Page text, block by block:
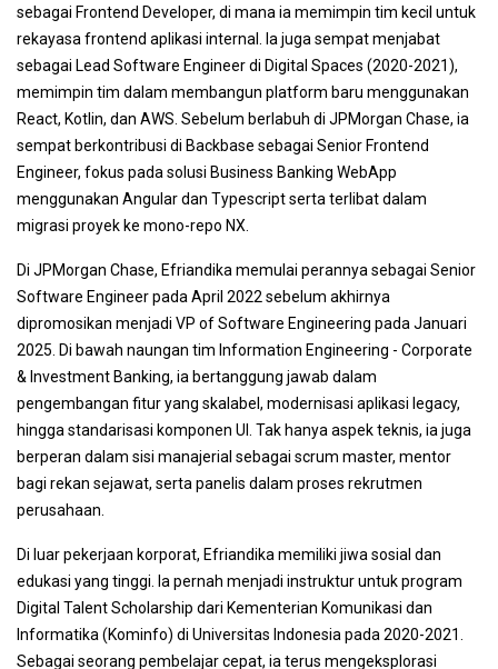
sebagai Frontend Developer, di mana ia memimpin tim kecil untuk
rekayasa frontend aplikasi internal. Ia juga sempat menjabat
sebagai Lead Software Engineer di Digital Spaces (2020-2021),
memimpin tim dalam membangun platform baru menggunakan
React, Kotlin, dan AWS. Sebelum berlabuh di JPMorgan Chase, ia
sempat berkontribusi di Backbase sebagai Senior Frontend
Engineer, fokus pada solusi Business Banking WebApp
menggunakan Angular dan Typescript serta terlibat dalam
migrasi proyek ke mono-repo NX.
Di JPMorgan Chase, Efriandika memulai perannya sebagai Senior
Software Engineer pada April 2022 sebelum akhirnya
dipromosikan menjadi VP of Software Engineering pada Januari
2025. Di bawah naungan tim Information Engineering - Corporate
& Investment Banking, ia bertanggung jawab dalam
pengembangan fitur yang skalabel, modernisasi aplikasi legacy,
hingga standarisasi komponen UI. Tak hanya aspek teknis, ia juga
berperan dalam sisi manajerial sebagai scrum master, mentor
bagi rekan sejawat, serta panelis dalam proses rekrutmen
perusahaan.
Di luar pekerjaan korporat, Efriandika memiliki jiwa sosial dan
edukasi yang tinggi. Ia pernah menjadi instruktur untuk program
Digital Talent Scholarship dari Kementerian Komunikasi dan
Informatika (Kominfo) di Universitas Indonesia pada 2020-2021.
Sebagai seorang pembelajar cepat, ia terus mengeksplorasi